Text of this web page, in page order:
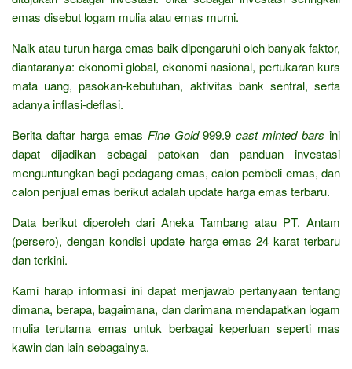
emas disebut logam mulia atau emas murni.
Naik atau turun harga emas baik dipengaruhi oleh banyak faktor,
diantaranya: ekonomi global, ekonomi nasional, pertukaran kurs
mata uang, pasokan-kebutuhan, aktivitas bank sentral, serta
adanya inflasi-deflasi.
Berita daftar harga emas Fine Gold999.9cast minted barsini
dapat dijadikan sebagai patokan dan panduan investasi
menguntungkan bagi pedagang emas, calon pembeli emas, dan
calon penjual emas berikut adalah update harga emas terbaru.
Data berikut diperoleh dari Aneka Tambang atau PT. Antam
(persero), dengan kondisi update harga emas 24 karat terbaru
dan terkini.
Kami harap informasi ini dapat menjawab pertanyaan tentang
dimana, berapa, bagaimana, dan darimana mendapatkan logam
mulia terutama emas untuk berbagai keperluan seperti mas
kawin dan lain sebagainya.